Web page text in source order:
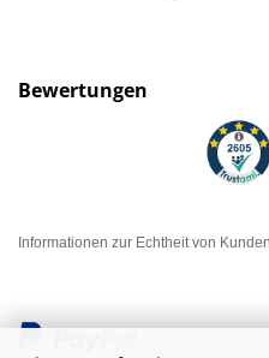
Bewertungen
Informationen zur Echtheit von